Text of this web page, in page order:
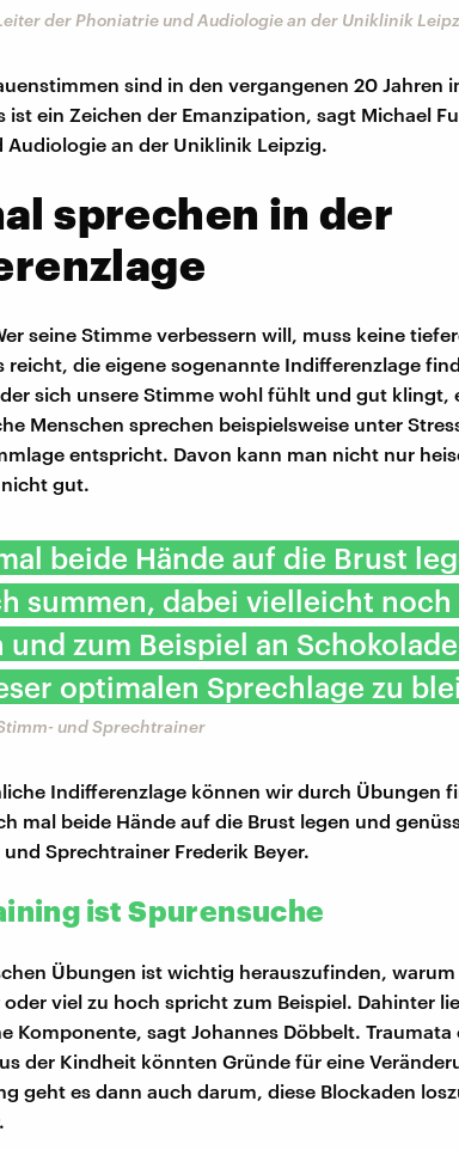
der Phoniatrie und Audiologie an der Uniklinik
sind in den vergangenen 20 Jahren
ist ein Zeichen der Emanzipation, sagt Michael
Audiologie an der Uniklinik Leipzig.
sprechen in der
seine Stimme verbessern will, muss keine
reicht, die eigene sogenannte Indifferenzlage
sich unsere Stimme wohl fühlt und gut klingt,
Menschen sprechen beispielsweise unter
entspricht. Davon kann man nicht nur
gut.
beide Hände auf die Brust
summen, dabei vielleicht noch
zum Beispiel an
optimalen Sprechlage zu
und Sprechtrainer
Indifferenzlage können wir durch Übungen
mal beide Hände auf die Brust legen und
Sprechtrainer Frederik Beyer.
ist Spurensuche
Übungen ist wichtig herauszufinden,
oder viel zu hoch spricht zum Beispiel. Dahinter
Komponente, sagt Johannes Döbbelt. Traumata
der Kindheit könnten Gründe für eine
geht es dann auch darum, diese Blockaden